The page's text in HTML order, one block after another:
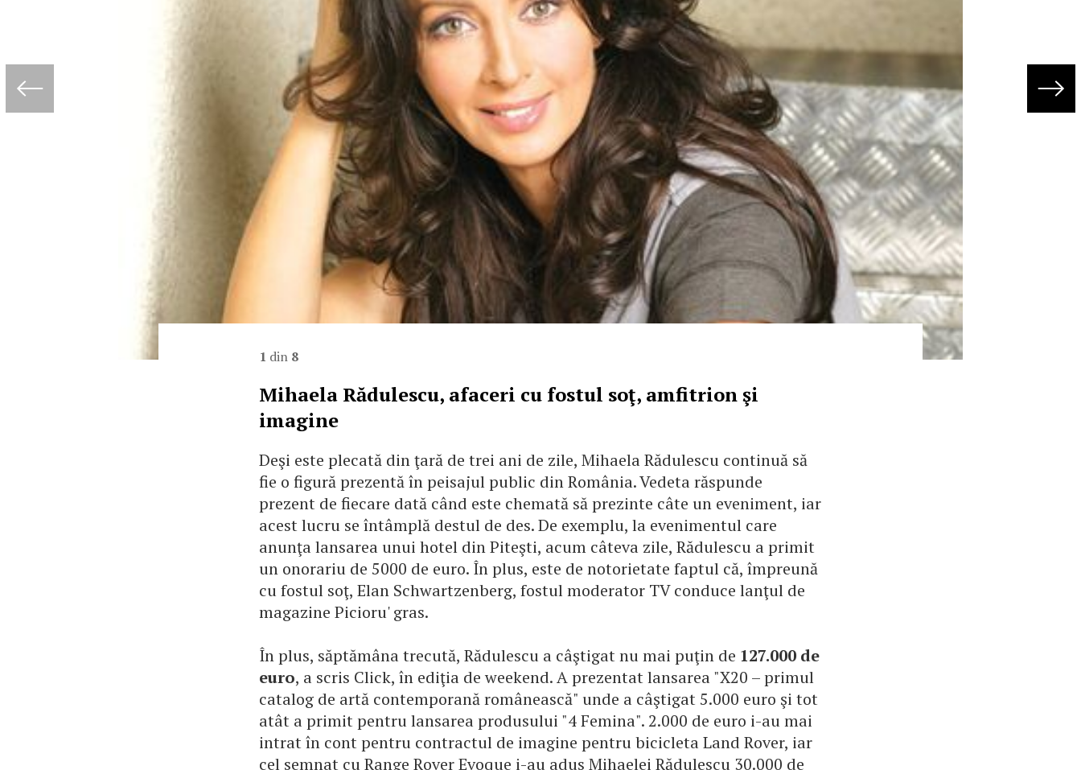
1 din 8
Mihaela Rădulescu, afaceri cu fostul soţ, amfitrion şi
imagine
Deşi este plecată din ţară de trei ani de zile, Mihaela Rădulescu continuă să
fie o figură prezentă în peisajul public din România. Vedeta răspunde
prezent de fiecare dată când este chemată să prezinte câte un eveniment, iar
acest lucru se întâmplă destul de des. De exemplu, la evenimentul care
anunţa lansarea unui hotel din Piteşti, acum câteva zile, Rădulescu a primit
un onorariu de 5000 de euro. În plus, este de notorietate faptul că, împreună
cu fostul soţ, Elan Schwartzenberg, fostul moderator TV conduce lanţul de
magazine Picioru' gras.
În plus, săptămâna trecută, Rădulescu a câştigat nu mai puţin de 127.000 de
euro, a scris Click, în ediţia de weekend. A prezentat lansarea "X20 – primul
catalog de artă contemporană românească" unde a câştigat 5.000 euro şi tot
atât a primit pentru lansarea produsului "4 Femina". 2.000 de euro i-au mai
intrat în cont pentru contractul de imagine pentru bicicleta Land Rover, iar
cel semnat cu Range Rover Evoque i-au adus Mihaelei Rădulescu 30.000 de